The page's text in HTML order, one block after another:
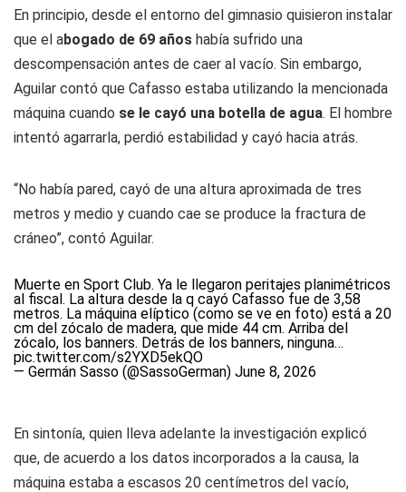
En principio, desde el entorno del gimnasio quisieron instalar
que el abogado de 69 años había sufrido una
descompensación antes de caer al vacío. Sin embargo,
Aguilar contó que Cafasso estaba utilizando la mencionada
máquina cuando se le cayó una botella de agua. El hombre
intentó agarrarla, perdió estabilidad y cayó hacia atrás.
“No había pared, cayó de una altura aproximada de tres
metros y medio y cuando cae se produce la fractura de
cráneo”, contó Aguilar.
Muerte en Sport Club. Ya le llegaron peritajes planimétricos
al fiscal. La altura desde la q cayó Cafasso fue de 3,58
metros. La máquina elíptico (como se ve en foto) está a 20
cm del zócalo de madera, que mide 44 cm. Arriba del
zócalo, los banners. Detrás de los banners, ninguna…
pic.twitter.com/s2YXD5ekQO
— Germán Sasso (@SassoGerman) June 8, 2026
En sintonía, quien lleva adelante la investigación explicó
que, de acuerdo a los datos incorporados a la causa, la
máquina estaba a escasos 20 centímetros del vacío,